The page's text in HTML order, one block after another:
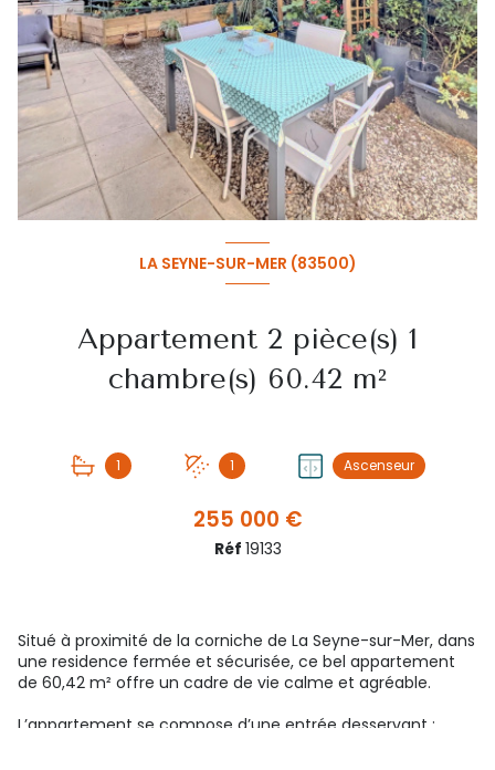
LA SEYNE-SUR-MER (83500)
Appartement 2 pièce(s) 1
chambre(s) 60.42 m²
1 1 Ascenseur
255 000 €
Réf 19133
Situé à proximité de la corniche de La Seyne-sur-Mer, dans
une residence fermée et sécurisée, ce bel appartement
de 60,42 m² offre un cadre de vie calme et agréable.
L’appartement se compose d’une entrée desservant :